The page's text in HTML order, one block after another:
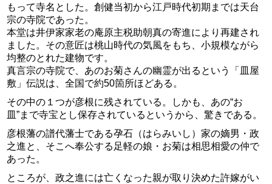
もって寺名とした。創健当初から江戸時代初期までは天台
宗の寺院であった。
本堂は井伊家家老の庵原主税助朝真の寄進により再建され
ました。その意匠は桃山時代の気風をもち、小規模ながら
均整のとれた建物です。
真言宗の寺院で、あのお菊さんの幽霊が出るという「皿屋
敷」伝説は、全国で約50箇所ほどある。
その中の１つが彦根に残されている。しかも、あの“お
皿”まで寺宝とし保存されているというから、驚きである。
彦根藩の譜代藩士である孕石（はらみいし）家の嫡男・政
之進と、そこへ奉公する足軽の娘・お菊は相思相愛の仲で
あった。
ところが、政之進には亡くなった親が取り決めた許嫁がい